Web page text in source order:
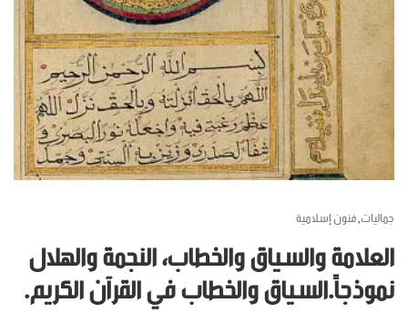
جماليات,فنون إسلامية
العلامة والسياق والخطاب، النجمة والهلال
نموذجاً.السياق والخطاب في القرآن الكريم.